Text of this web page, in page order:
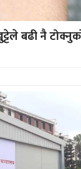
बढी नै